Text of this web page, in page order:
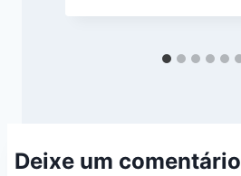
Deixe um comentário